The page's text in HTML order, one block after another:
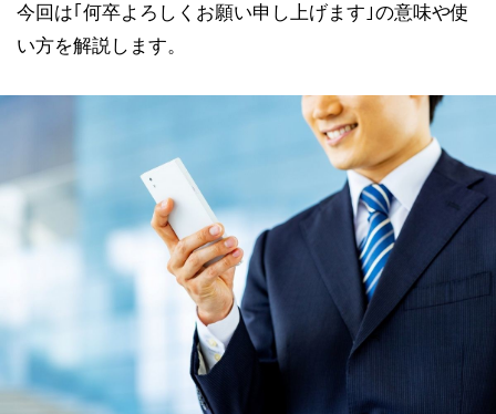
今回は｢何卒よろしくお願い申し上げます｣の意味や使
い方を解説します。